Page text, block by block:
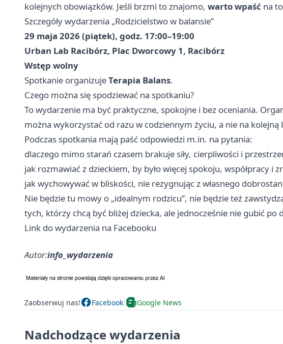
kolejnych obowiązków. Jeśli brzmi to znajomo, warto wpaść na
Szczegóły wydarzenia „Rodzicielstwo w balansie”
29 maja 2026 (piątek), godz. 17:00–19:00
Urban Lab Racibórz, Plac Dworcowy 1, Racibórz
Wstęp wolny
Spotkanie organizujeTerapia Balans.
Czego można się spodziewać na spotkaniu?
To wydarzenie ma być praktyczne, spokojne i bez oceniania.
można wykorzystać od razu w codziennym życiu, a nie na kolejną
Podczas spotkania mają paść odpowiedzi m.in. na pytania:
dlaczego mimo starań czasem brakuje siły, cierpliwości i
jak rozmawiać z dzieckiem, by było więcej spokoju, współpracy i
jak wychowywać w bliskości, nie rezygnując z własnego
Nie będzie tu mowy o „idealnym rodzicu”, nie będzie też
tych, którzy chcą być bliżej dziecka, ale jednocześnie nie gubić po
Link do wydarzenia na Facebooku
Autor:info_wydarzenia
Zaobserwuj nas! Facebook Google News
Nadchodzące wydarzenia